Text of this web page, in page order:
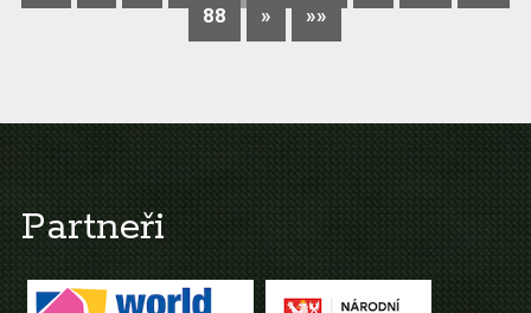
88
» »»
Partneři